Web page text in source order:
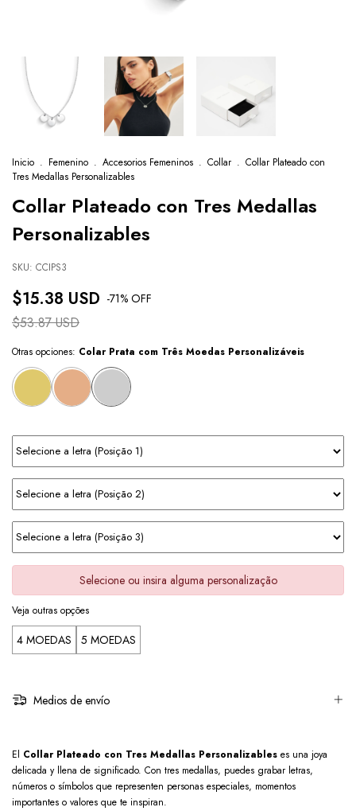
Inicio . Femenino . Accesorios Femeninos . Collar . Collar Plateado con
Tres Medallas Personalizables
Collar Plateado con Tres Medallas
Personalizables
SKU: CCIPS3
$15.38 USD -71% OFF
$53.87 USD
Otras opciones: Colar Prata com Três Moedas Personalizáveis
Selecione ou insira alguma personalização
Veja outras opções
4 MOEDAS 5 MOEDAS
Medios de envío
El Collar Plateado con Tres Medallas Personalizables es una joya
delicada y llena de significado. Con tres medallas, puedes grabar letras,
números o símbolos que representen personas especiales, momentos
importantes o valores que te inspiran.